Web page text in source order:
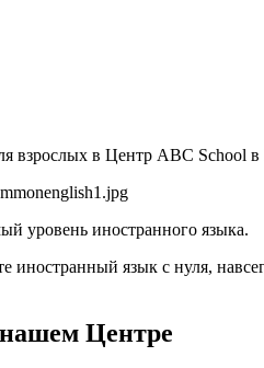
взрослых в Центр ABC School
уровень иностранного языка.
язык с нуля,
Центре